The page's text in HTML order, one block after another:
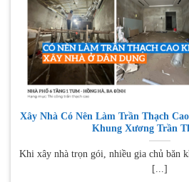
Xây Nhà Có Nên Làm Trần Thạch
Khung Xương Trần
Khi xây nhà trọn gói, nhiều gia chủ băn
[...]